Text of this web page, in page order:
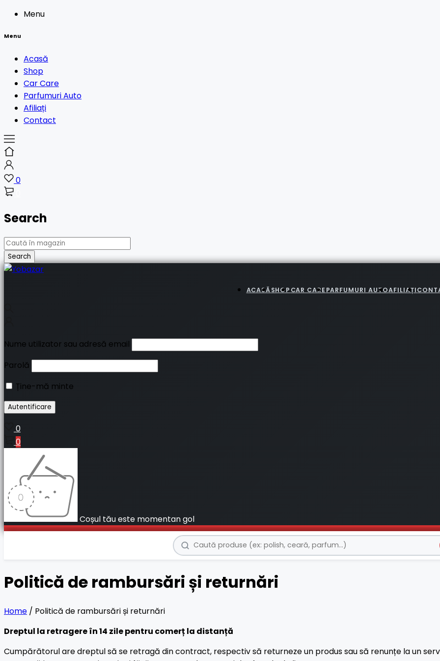
Menu
Menu
Acasă
Shop
Car Care
Parfumuri Auto
Afiliați
Contact
0
Search
ACASĂSHOP CAR CARE PARFUMURI AUTOAFILIAȚI
Nume utilizator sau adresă email
Parolă
Ține-mă minte
0
0
Coșul tău este momentan gol
Politică de rambursări și returnări
Home / Politică de rambursări și returnări
Dreptul la retragere în 14 zile pentru comerț la distanță
Cumpărătorul are dreptul să se retragă din contract, respectiv să returneze un produs sau să renunțe la un